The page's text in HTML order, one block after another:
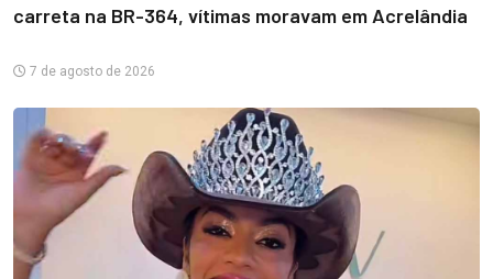
carreta na BR-364, vítimas moravam em Acrelândia
7 de agosto de 2026